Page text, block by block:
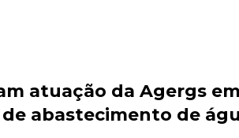
atuação da Agergs
abastecimento de